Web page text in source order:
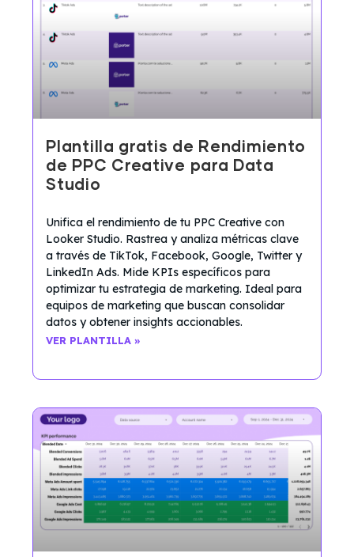
Plantilla gratis de Rendimiento
de PPC Creative para Data
Studio
Unifica el rendimiento de tu PPC Creative con
Looker Studio. Rastrea y analiza métricas clave
a través de TikTok, Facebook, Google, Twitter y
LinkedIn Ads. Mide KPIs específicos para
optimizar tu estrategia de marketing. Ideal para
equipos de marketing que buscan consolidar
datos y obtener insights accionables.
VER PLANTILLA »